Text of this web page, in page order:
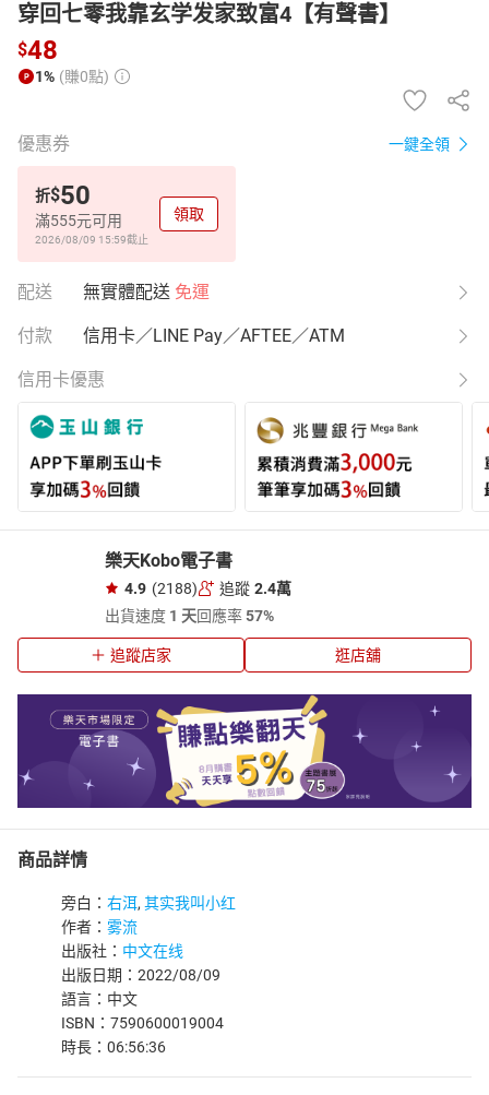
穿回七零我靠玄学发家致富4【有聲書】
$48
1% (賺0點)
優惠券 一鍵全領
折$50
滿555元可用
2026/08/09 15:59截止
領取
配送 無實體配送 免運
付款 信用卡／LINE Pay／AFTEE／ATM
信用卡優惠
樂天Kobo電子書
4.9 (2188) 追蹤 2.4萬
出貨速度 1 天回應率57%
追蹤店家 逛店舖
商品詳情
旁白： 右洱, 其实我叫小红
作者： 雾流
出版社： 中文在线
出版日期：2022/08/09
語言：中文
ISBN：7590600019004
時長：06:56:36